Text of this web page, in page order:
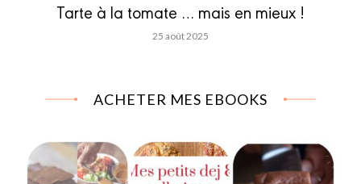
Tarte à la tomate … mais en mieux !
25 août 2025
ACHETER MES EBOOKS